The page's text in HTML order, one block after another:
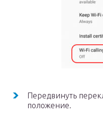
Передвинуть
положение.